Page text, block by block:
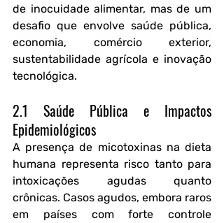
de inocuidade alimentar, mas de um
desafio que envolve saúde pública,
economia, comércio exterior,
sustentabilidade agrícola e inovação
tecnológica.
2.1 Saúde Pública e Impactos
Epidemiológicos
A presença de micotoxinas na dieta
humana representa risco tanto para
intoxicações agudas quanto
crônicas. Casos agudos, embora raros
em países com forte controle